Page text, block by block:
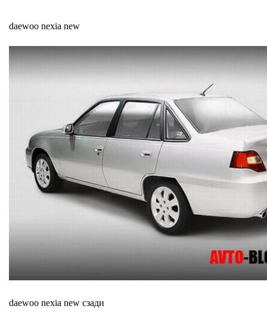
daewoo nexia new
daewoo nexia new сзади